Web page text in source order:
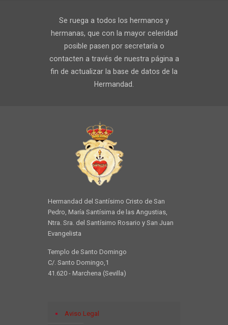
Se ruega a todos los hermanos y
hermanas, que con la mayor celeridad
posible pasen por secretaría o
contacten a través de nuestra página a
fin de actualizar la base de datos de la
Hermandad.
Hermandad del Santísimo Cristo de San
Pedro, María Santísima de las Angustias,
Ntra. Sra. del Santísimo Rosario y San Juan
Evangelista
Templo de Santo Domingo
C/. Santo Domingo,1
41.620 - Marchena (Sevilla)
Aviso Legal